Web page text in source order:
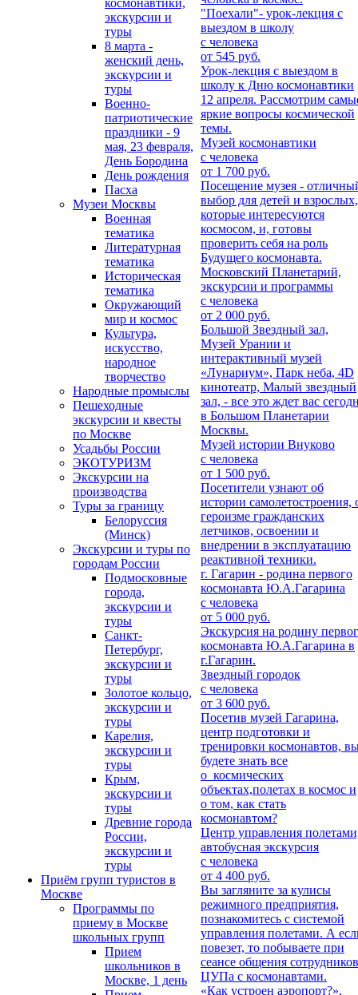
космонавтики,
экскурсии и
туры
8 марта -
женский день,
экскурсии и
туры
Военно-
патриотические
праздники - 9
мая, 23 февраля,
День Бородина
День рождения
Пасха
Музеи Москвы
Военная
тематика
Литературная
тематика
Историческая
тематика
Окружающий
мир и космос
Культура,
искусство,
народное
творчество
Народные промыслы
Пешеходные
экскурсии и квесты
по Москве
Усадьбы России
ЭКОТУРИЗМ
Экскурсии на
производства
Туры за границу
Белоруссия
(Минск)
Экскурсии и туры по
городам России
Подмосковные
города,
экскурсии и
туры
Санкт-
Петербург,
экскурсии и
туры
Золотое кольцо,
экскурсии и
туры
Карелия,
экскурсии и
туры
Крым,
экскурсии и
туры
Древние города
России,
экскурсии и
туры
Приём групп туристов в
Москве
Программы по
приему в Москве
школьных групп
Прием
школьников в
Москве, 1 день
"Поехали"- урок-лекция с
выездом в школу
с человека
от 545 руб.
Урок-лекция с выездом в
школу к Дню космонавтики
12 апреля. Рассмотрим
яркие вопросы космической
темы.
Музей космонавтики
с человека
от 1 700 руб.
Посещение музея -
выбор для детей и взрослых,
которые интересуются
космосом, и, готовы
проверить себя на роль
Будущего космонавта.
Московский Планетарий,
экскурсии и программы
с человека
от 2 000 руб.
Большой Звездный зал,
Музей Урании и
интерактивный музей
«Лунариум», Парк неба, 4D
кинотеатр, Малый звездный
зал, - все это ждет вас
в Большом Планетарии
Москвы.
Музей истории Внуково
с человека
от 1 500 руб.
Посетители узнают об
истории самолетостроения,
героизме гражданских
летчиков, освоении и
внедрении в эксплуатацию
реактивной техники.
г. Гагарин - родина первого
космонавта Ю.А.Гагарина
с человека
от 5 000 руб.
Экскурсия на родину
космонавта Ю.А.Гагарина в
г.Гагарин.
Звездный городок
с человека
от 3 600 руб.
Посетив музей Гагарина,
центр подготовки и
тренировки космонавтов,
будете знать все
о космических
объектах,полетах в космос и
о том, как стать
космонавтом?
Центр управления
автобусная экскурсия
с человека
от 4 400 руб.
Вы загляните за кулисы
режимного предприятия,
познакомитесь с системой
управления полетами. А
повезет, то побываете при
сеансе общения сотрудников
ЦУПа с космонавтами.
«Как устроен аэропорт?»,